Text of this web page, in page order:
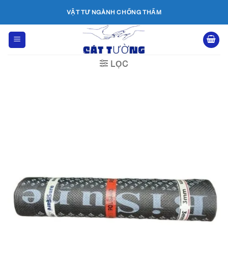
nội
dung
VẬT TƯ NGÀNH CHỐNG THẤM
LỌC